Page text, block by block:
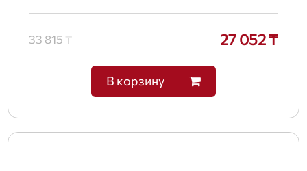
33 815 ₸ 27 052 ₸
В корзину